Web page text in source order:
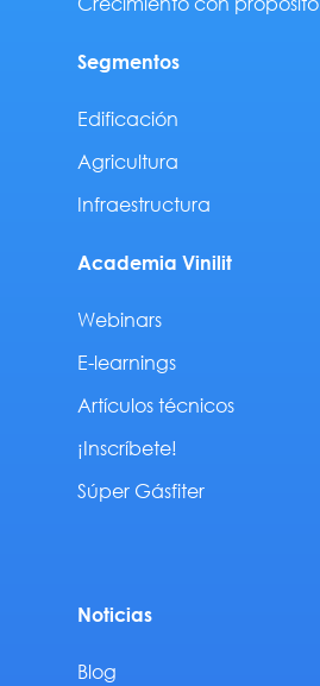
Segmentos
Edificación
Agricultura
Infraestructura
Academia Vinilit
Webinars
E-learnings
Artículos técnicos
¡Inscríbete!
Súper Gásfiter
Noticias
Blog